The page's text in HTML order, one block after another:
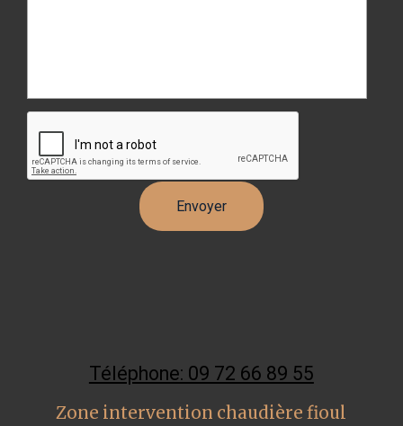
Téléphone: 09 72 66 89 55
Zone intervention chaudière fioul